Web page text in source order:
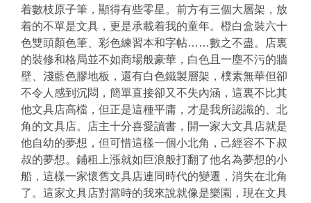
着數枝原子筆，顯得有些零星。前方有三個大層架，放
着的不單是文具，更是承載着我的童年。橙白盒裝六十
色雙頭顏色筆、彩色練習本和字帖……數之不盡。店裏
的裝修和格局並不如商場般豪華，白色且一塵不污的牆
壁、淺藍色膠地板，還有白色鐵製層架，樸素無華但卻
不令人感到沉悶，簡單直接卻又不失內涵，這裏不比其
他文具店高檔，但正是這種平庸，才是我所認識的、北
角的文具店。店主十分喜愛讀書，開一家大文具店就是
他自幼的夢想，但可惜這樣一個小北角，己經容不下叔
叔的夢想。鋪租上漲就如巨浪般打翻了他名為夢想的小
船，這樣一家懷舊文具店連同時代的變遷，消失在北角
了。這家文具店對當時的我來說就像是樂園，現在文具